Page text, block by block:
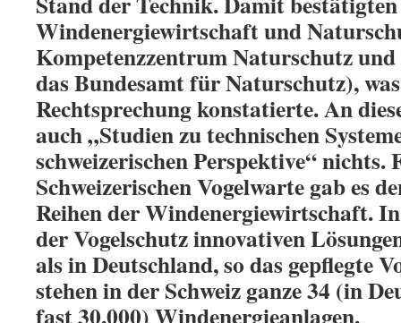
Windenergiewirtschaft und
Kompetenzzentrum Naturschutz und
das Bundesamt für Naturschutz),
Rechtsprechung konstatierte. An
auch „Studien zu technischen
schweizerischen Perspektive“
Schweizerischen Vogelwarte gab es
Reihen der Windenergiewirtschaft.
der Vogelschutz innovativen
als in Deutschland, so das gepflegte
stehen in der Schweiz ganze 34 (in
fast 30.000) Windenergieanlagen.